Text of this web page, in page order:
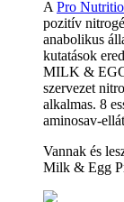
APro
pozitív
anabolikus
kutatások
MILK &
szervezet
alkalmas. 8
aminosav-
Vannak és
Milk & Egg